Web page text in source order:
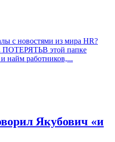
с новостями из мира HR?
этой папке
найм работников,...
Якубович «и